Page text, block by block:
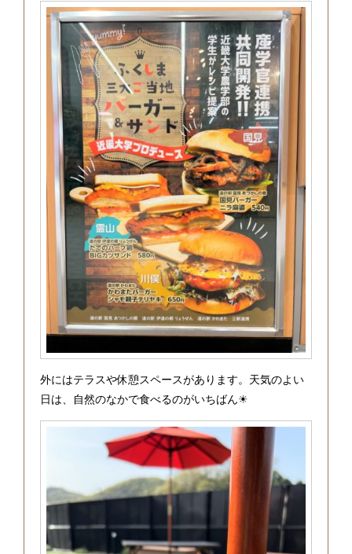
外にはテラスや休憩スペースがあります。天気のよい
日は、自然のなかで食べるのがいちばん☀